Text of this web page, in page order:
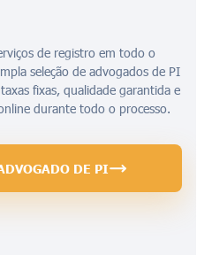
de registro em todo o
seleção de advogados de PI
fixas, qualidade garantida e
durante todo o processo.
DE PI